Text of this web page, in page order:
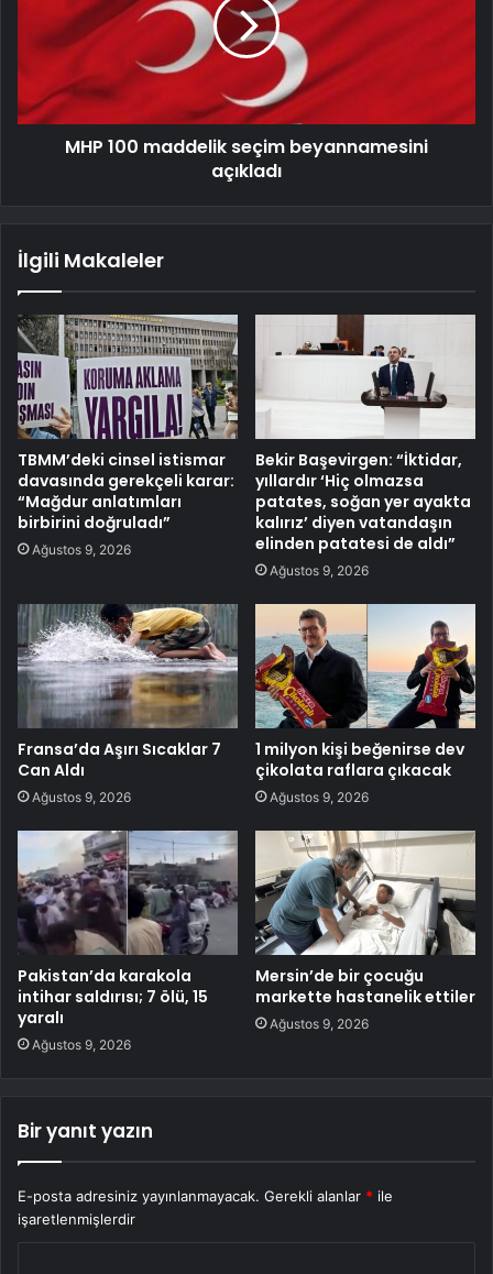
MHP 100 maddelik seçim beyannamesini
açıkladı
İlgili Makaleler
TBMM’deki cinsel istismar
davasında gerekçeli karar:
“Mağdur anlatımları
birbirini doğruladı”
Ağustos 9, 2026
Bekir Başevirgen: “İktidar,
yıllardır ‘Hiç olmazsa
patates, soğan yer ayakta
kalırız’ diyen vatandaşın
elinden patatesi de aldı”
Ağustos 9, 2026
Fransa’da Aşırı Sıcaklar 7
Can Aldı
Ağustos 9, 2026
1 milyon kişi beğenirse dev
çikolata raflara çıkacak
Ağustos 9, 2026
Pakistan’da karakola
intihar saldırısı; 7 ölü, 15
yaralı
Ağustos 9, 2026
Mersin’de bir çocuğu
markette hastanelik ettiler
Ağustos 9, 2026
Bir yanıt yazın
E-posta adresiniz yayınlanmayacak. Gerekli alanlar * ile
işaretlenmişlerdir